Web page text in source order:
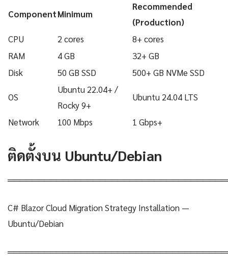
ComponentMinimum
Recommended
(Production)
CPU
2 cores
8+ cores
RAM
4 GB
32+ GB
Disk
50 GB SSD 500+ GB NVMe SSD
OS
Ubuntu 22.04+ /
Rocky 9+
Ubuntu 24.04 LTS
Network 100 Mbps 1 Gbps+
ติดตั้งบน Ubuntu/Debian
C# Blazor Cloud Migration Strategy Installation —
Ubuntu/Debian